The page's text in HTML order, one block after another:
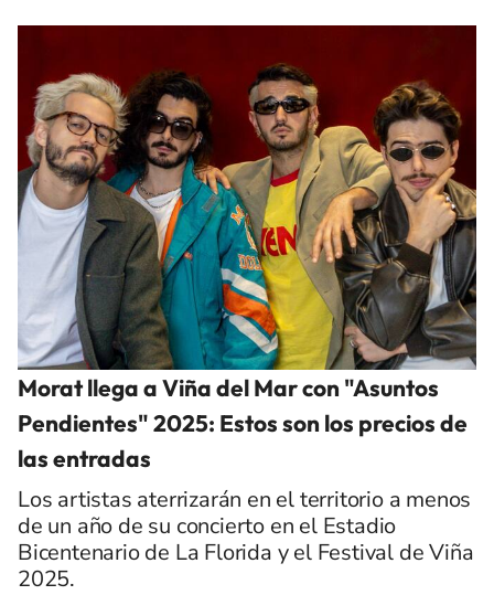
Morat llega a Viña del Mar con "Asuntos
Pendientes" 2025: Estos son los precios de
las entradas
Los artistas aterrizarán en el territorio a menos
de un año de su concierto en el Estadio
Bicentenario de La Florida y el Festival de Viña
2025.